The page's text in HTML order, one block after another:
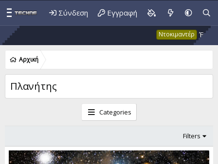
Σύνδεση Εγγραφή
Ντοκιμαντέρ Έκτακτο 53:
Αρχική
Πλανήτης
Categories
Filters